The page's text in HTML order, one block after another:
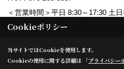
＜営業時間＞平日 8:30～17:30 土
Copyright (c) KOSHUKENSETSU. All
Produced byゴデスクリエイト
Cookieポリシー
当サイトではCookieを使用します。
Cookieの使用に関する詳細は 「プライバシー